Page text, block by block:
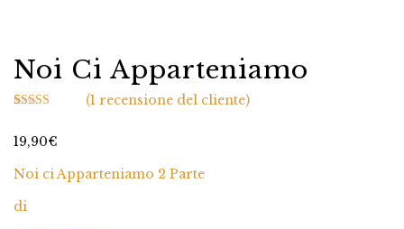
Noi Ci Apparteniamo
su base di
(1 recensione del cliente)
19,90€
Noi ci Apparteniamo 2 Parte
di